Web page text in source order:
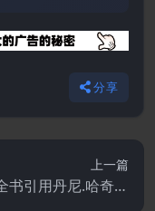
分享
上一篇
书引用丹尼.哈奇所